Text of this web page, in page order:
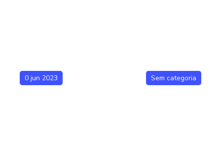
0 jun 2023 Sem categoria